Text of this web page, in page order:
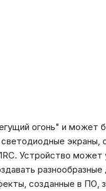
огонь" и может
Устройство
созданные в ПО,